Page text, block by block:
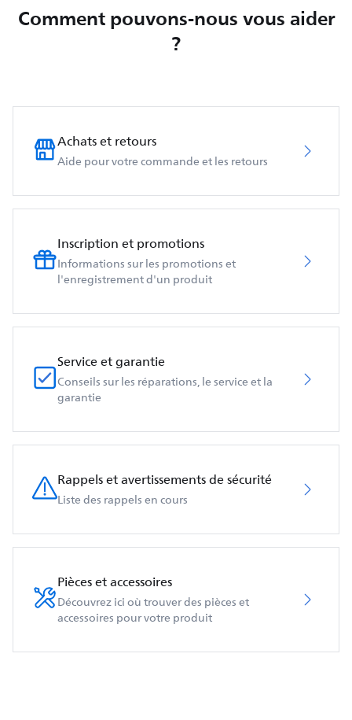
Comment pouvons-nous vous aider
?
Achats et retours
Aide pour votre commande et les retours
Inscription et promotions
Informations sur les promotions et
l'enregistrement d'un produit
Service et garantie
Conseils sur les réparations, le service et la
garantie
Rappels et avertissements de sécurité
Liste des rappels en cours
Pièces et accessoires
Découvrez ici où trouver des pièces et
accessoires pour votre produit